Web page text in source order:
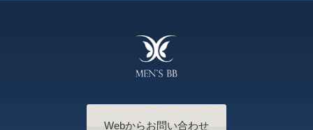
Webからお問い合わせ